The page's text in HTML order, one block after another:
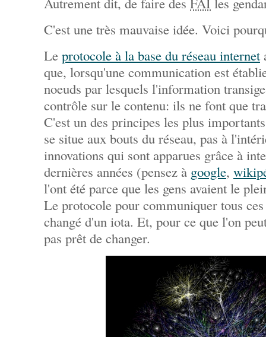
C'est une très mauvaise idée. Voici
Le protocole à la base du réseau internet
que, lorsqu'une communication est
noeuds par lesquels l'information
contrôle sur le contenu: ils ne font que
C'est un des principes les plus
se situe aux bouts du réseau, pas à
innovations qui sont apparues grâce à
dernières années (pensez à google,
l'ont été parce que les gens avaient le
Le protocole pour communiquer tous
changé d'un iota. Et, pour ce que l'on
pas prêt de changer.